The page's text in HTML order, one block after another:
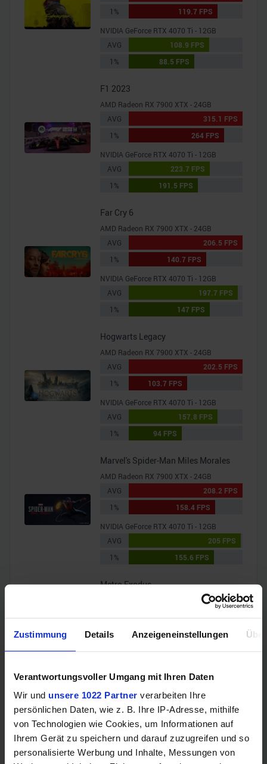
Zustimmung Details Anzeigeneinstellungen
Verantwortungsvoller Umgang mit Ihren Daten
Wir und unsere 1022 Partner verarbeiten Ihre
persönlichen Daten, wie z. B. Ihre IP-Adresse, mithilfe
von Technologien wie Cookies, um Informationen auf
Ihrem Gerät zu speichern und darauf zuzugreifen und so
personalisierte Werbung und Inhalte, Messungen von
1%
119.7 FPS
NVIDIA GeForce RTX 4070 Ti - 12GB
AVG
108.9 FPS
1%
88.5 FPS
F1 2023
AMD Radeon RX 7900 XTX - 24GB
AVG
315.1 FPS
1%
264 FPS
NVIDIA GeForce RTX 4070 Ti - 12GB
AVG
223.7 FPS
1%
191.5 FPS
Far Cry 6
AMD Radeon RX 7900 XTX - 24GB
AVG
206.5 FPS
1%
140.7 FPS
NVIDIA GeForce RTX 4070 Ti - 12GB
AVG
197.7 FPS
1%
147 FPS
Hogwarts Legacy
AMD Radeon RX 7900 XTX - 24GB
AVG
202.5 FPS
1%
103.7 FPS
NVIDIA GeForce RTX 4070 Ti - 12GB
AVG
157.8 FPS
1%
94 FPS
Marvel's Spider-Man Miles Morales
AMD Radeon RX 7900 XTX - 24GB
AVG
208.2 FPS
1%
158.4 FPS
NVIDIA GeForce RTX 4070 Ti - 12GB
AVG
205 FPS
1%
155.6 FPS
Metro Exodus
AMD Radeon RX 7900 XTX - 24GB
1%
69.4 FPS
NVIDIA GeForce RTX 4070 Ti - 12GB
1%
58.8 FPS
Shadow of the Tomb Raider
AMD Radeon RX 7900 XTX - 24GB
AVG
280.7 FPS
1%
193.3 FPS